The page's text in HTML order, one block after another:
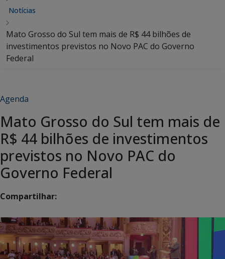
Notícias
Mato Grosso do Sul tem mais de R$ 44 bilhões de
investimentos previstos no Novo PAC do Governo
Federal
Agenda
Mato Grosso do Sul tem mais de
R$ 44 bilhões de investimentos
previstos no Novo PAC do
Governo Federal
Compartilhar: